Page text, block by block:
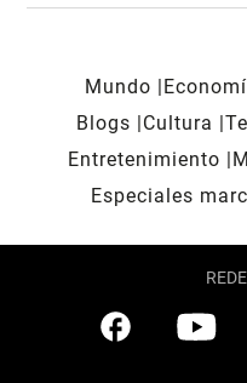
Mundo
Blogs
Cultura
Entretenimiento
Especiales